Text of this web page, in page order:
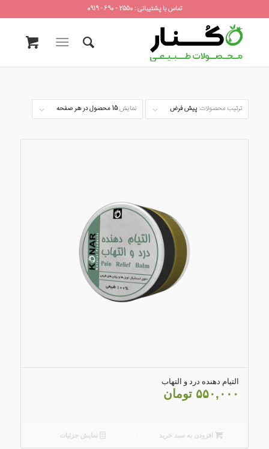
تماس با پشتیبانی : 2550 - 690 - 0919
ترتیب محصولات:پیش فرض نمایش15 محصول در هر صفحه
5.00
التیام دهنده درد و التهاب
۵۵۰,۰۰۰ تومان
افزودن به سبد خرید نمایش جزئیات